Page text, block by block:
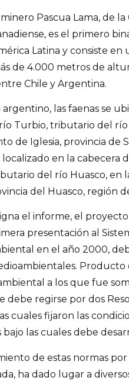
Pascua Lama, de
es el primero
Latina y consiste en
de 4.000 metros de
Chile y Argentina.
las faenas se
Turbio, tributario del río
de Iglesia, provincia de
en la cabecera
del río Huasco, en
del Huasco, región
el informe, el
presentación al
en el año 2000,
Producto
a los que fue
debe regirse por dos
cuales fijaron las
las cuales debe
de estas normas
ha dado lugar a